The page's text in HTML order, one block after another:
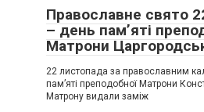
Православне свято
– день пам’яті
Матрони
22 листопада за православним
пам’яті преподобної Матрони
Матрону видали заміж